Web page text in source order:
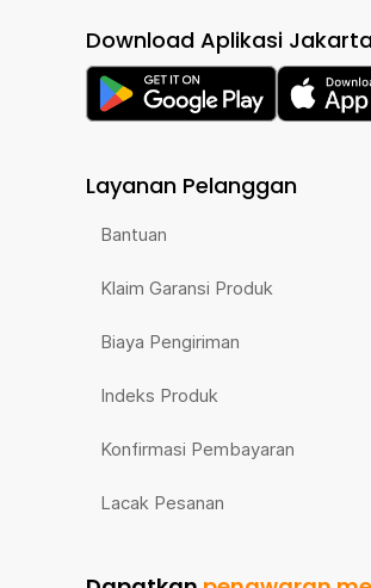
Download Aplikasi
Layanan Pelanggan
Bantuan
Klaim Garansi Produk
Biaya Pengiriman
Indeks Produk
Konfirmasi Pembayaran
Lacak Pesanan